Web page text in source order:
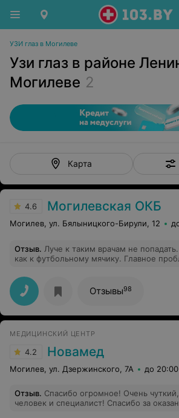
УЗИ глаз в Могилеве
Узи глаз в районе
Могилеве 2
Карта
4.6 Могилевская ОКБ
Могилев, ул. Бялыницкого-Бирули, 12
Отзыв. Луче к таким врачам не
как к футбольному мячику. Главное
такого специалиста
Отзывы98
МЕДИЦИНСКИЙ ЦЕНТР
4.2 Новамед
Могилев, ул. Дзержинского, 7А до 20:00
Отзыв. Спасибо огромное! Очень
человек и специалист! Спасибо за оказанную помощь